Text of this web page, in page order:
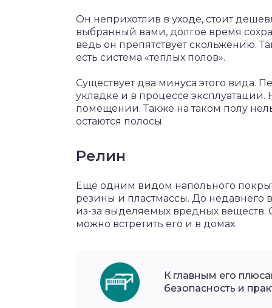
Он неприхотлив в уходе, стоит
выбранный вами, долгое время
ведь он препятствует скольжению.
есть система «теплых полов».
Существует два минуса этого вида.
укладке и в процессе
помещении. Также на таком полу
остаются полосы.
Релин
Ещё одним видом напольного
резины и пластмассы. До
из-за выделяемых вредных веществ.
можно встретить его и в домах.
К главным его
безопасность и